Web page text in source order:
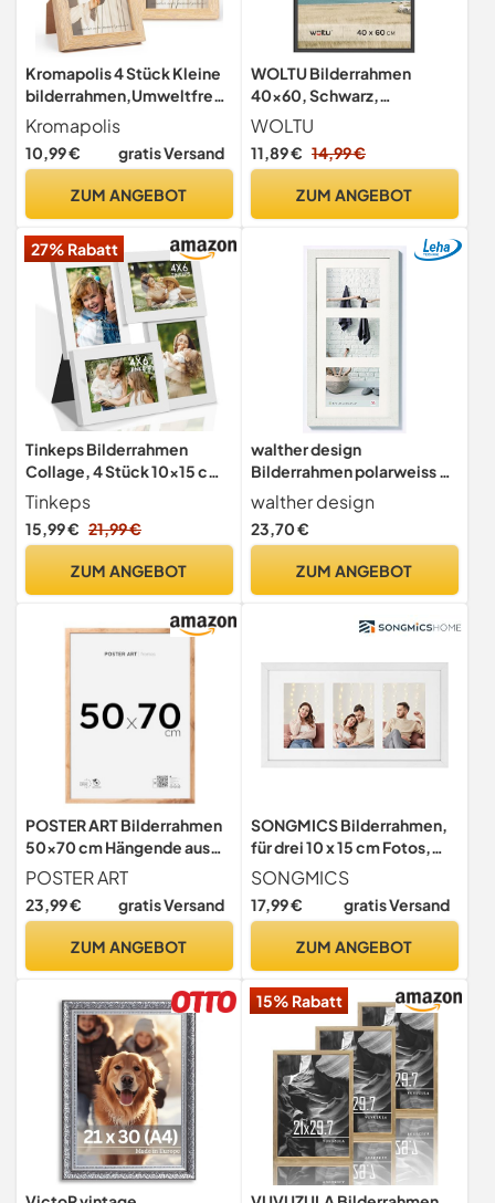
Kromapolis 4 Stück Kleine
bilderrahmen,Umweltfreun
dlich MDF Rahmen 10x15
cm, Drehverschluss
Rückwand, hochwertiges
Kromapolis
10,99 € gratis Versand
ZUM ANGEBOT
WOLTU Bilderrahmen
40x60, Schwarz,
Kunststoff Fotorahmen mit
Passepartout
WOLTU
11,89 € 14,99 €
ZUM ANGEBOT
27% Rabatt
Tinkeps Bilderrahmen
Collage, 4 Stück 10x15 cm
Fotorahmen, 15x10 cm
Bilderrahmen für mehrere
Bilder,
Weiß
Tinkeps
15,99 € 21,99 €
ZUM ANGEBOT
walther design
Bilderrahmen polarweiss 3X
15x20 cm Galerie mit
Passepartout, Home
Holzrahmen HO352V
walther design
23,70 €
ZUM ANGEBOT
POSTER ART Bilderrahmen
50x70 cm Hängende aus
MDF und Acrylglas Wotan
Eiche
POSTER ART
23,99 € gratis Versand
ZUM ANGEBOT
SONGMICS Bilderrahmen,
für drei 10 x 15 cm Fotos,
Fotocollage, Kunstrahmen,
MDF-Rahmen, spurlose
Wandhaken, aufhängen,
RPF006W01
SONGMICS
17,99 € gratis Versand
ZUM ANGEBOT
15% Rabatt